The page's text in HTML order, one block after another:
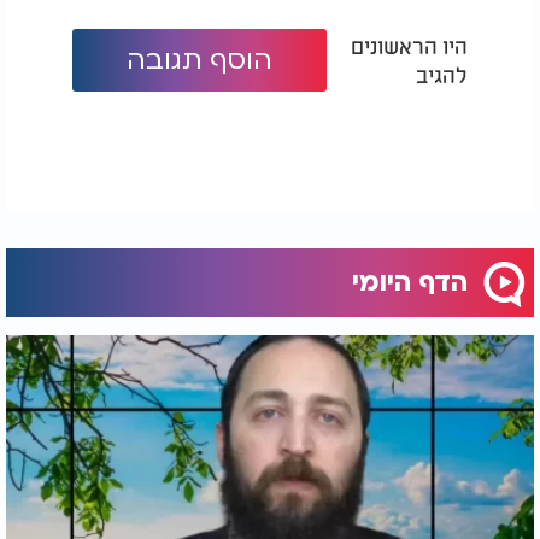
היו הראשונים
להגיב
הוסף תגובה
הדף היומי